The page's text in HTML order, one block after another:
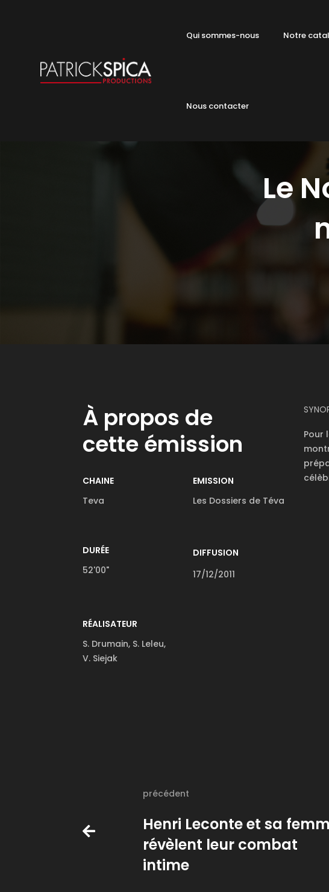
Qui sommes-nous Notre
Nous contacter
Le
À propos de
cette émission
CHAINE
Teva
EMISSION
Les Dossiers de Téva
DURÉE
52'00"
DIFFUSION
17/12/2011
RÉALISATEUR
S. Drumain, S. Leleu,
V. Siejak
Pour
précédent
Henri Leconte et sa
révèlent leur combat
intime